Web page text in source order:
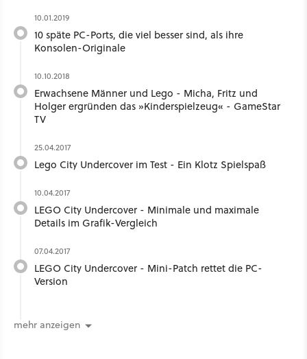
10.01.2019
10 späte PC-Ports, die viel besser sind, als ihre
Konsolen-Originale
10.10.2018
Erwachsene Männer und Lego - Micha, Fritz und
Holger ergründen das »Kinderspielzeug« - GameStar
TV
25.04.2017
Lego City Undercover im Test - Ein Klotz Spielspaß
10.04.2017
LEGO City Undercover - Minimale und maximale
Details im Grafik-Vergleich
07.04.2017
LEGO City Undercover - Mini-Patch rettet die PC-
Version
mehr anzeigen